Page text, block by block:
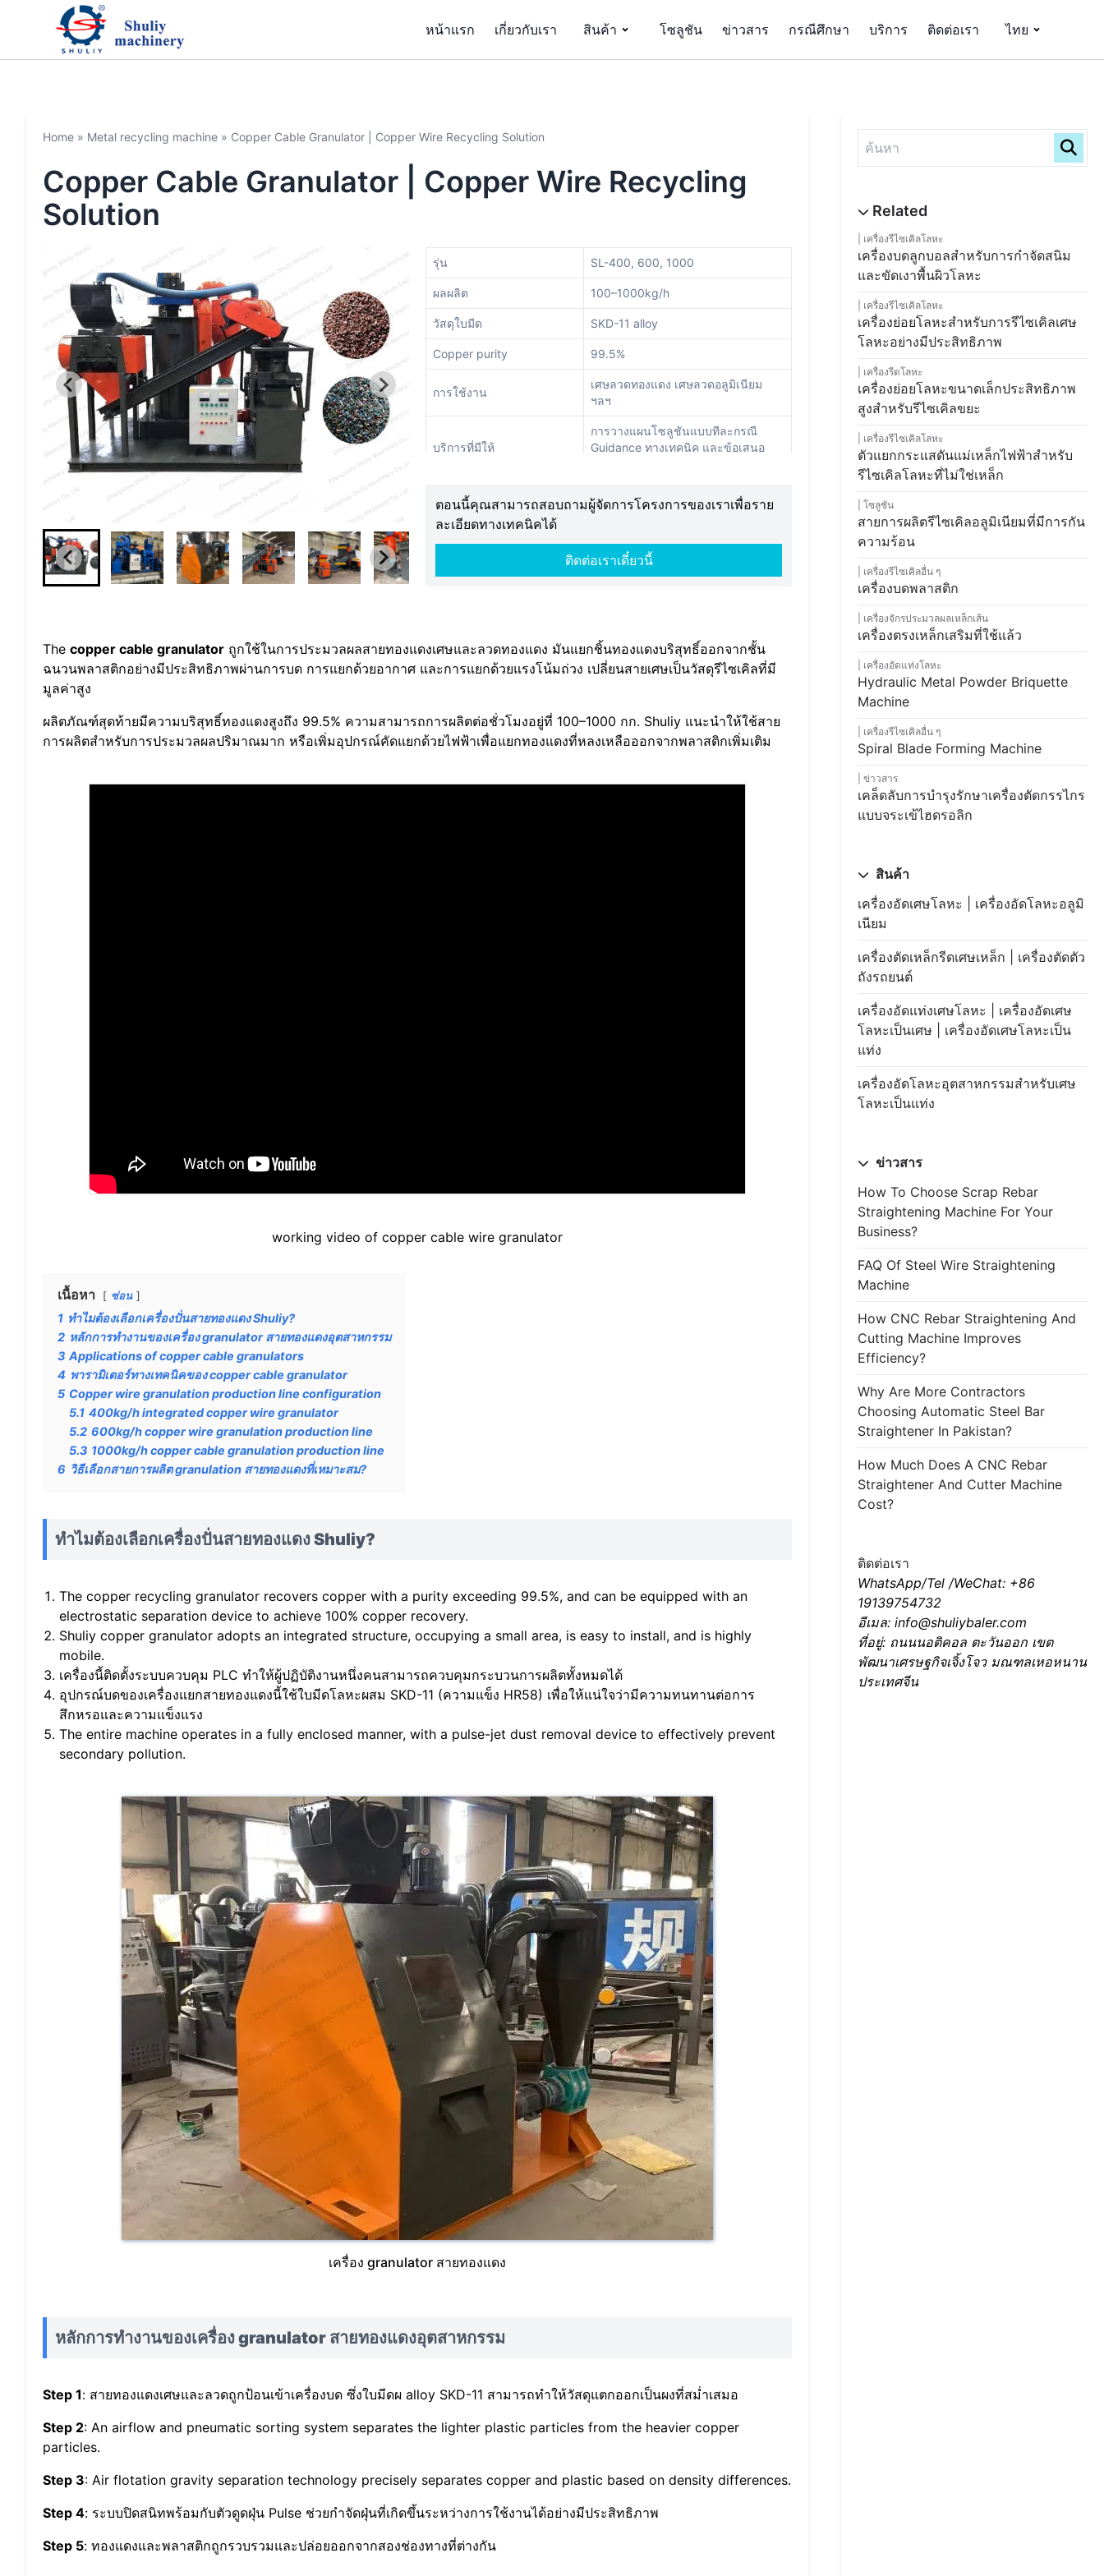
หน้าแรก เกี่ยวกับเรา สินค้า โซลูชัน ข่าวสาร กรณีศึกษา บริการ ติดต่อเรา ไทย
Home » Metal recycling machine » Copper Cable Granulator | Copper Wire Recycling Solution
Copper Cable Granulator | Copper Wire Recycling
Solution
รุ่น SL-400, 600, 1000
ผลผลิต 100–1000kg/h
วัสดุใบมีด SKD-11 alloy
Copper purity 99.5%
การใช้งาน
เศษลวดทองแดง เศษลวดอลูมิเนียม
ฯลฯ
บริการที่มีให้
การวางแผนโซลูชันแบบทีละกรณี
Guidance ทางเทคนิค และข้อเสนอ
ตอนนี้คุณสามารถสอบถามผู้จัดการโครงการของเราเพื่อราย
ละเอียดทางเทคนิคได้
ติดต่อเราเดี๋ยวนี้
The copper cable granulator ถูกใช้ในการประมวลผลสายทองแดงเศษและลวดทองแดง มันแยกชิ้นทองแดงบริสุทธิ์ออกจากชั้น
ฉนวนพลาสติกอย่างมีประสิทธิภาพผ่านการบด การแยกด้วยอากาศ และการแยกด้วยแรงโน้มถ่วง เปลี่ยนสายเศษเป็นวัสดุรีไซเคิลที่มี
มูลค่าสูง
ผลิตภัณฑ์สุดท้ายมีความบริสุทธิ์ทองแดงสูงถึง 99.5% ความสามารถการผลิตต่อชั่วโมงอยู่ที่ 100–1000 กก. Shuliy แนะนำให้ใช้สาย
การผลิตสำหรับการประมวลผลปริมาณมาก หรือเพิ่มอุปกรณ์คัดแยกด้วยไฟฟ้าเพื่อแยกทองแดงที่หลงเหลือออกจากพลาสติกเพิ่มเติม
working video of copper cable wire granulator
เนื้อหา ซ่อน
1 ทำไมต้องเลือกเครื่องปั่นสายทองแดง Shuliy?
2 หลักการทำงานของเครื่อง granulator สายทองแดงอุตสาหกรรม
3 Applications of copper cable granulators
4 พารามิเตอร์ทางเทคนิคของ copper cable granulator
5 Copper wire granulation production line configuration
5.1 400kg/h integrated copper wire granulator
5.2 600kg/h copper wire granulation production line
5.3 1000kg/h copper cable granulation production line
6 วิธีเลือกสายการผลิต granulation สายทองแดงที่เหมาะสม?
ทำไมต้องเลือกเครื่องปั่นสายทองแดง Shuliy?
The copper recycling granulator recovers copper with a purity exceeding 99.5%, and can be equipped with an
electrostatic separation device to achieve 100% copper recovery.
Shuliy copper granulator adopts an integrated structure, occupying a small area, is easy to install, and is highly
mobile.
เครื่องนี้ติดตั้งระบบควบคุม PLC ทำให้ผู้ปฏิบัติงานหนึ่งคนสามารถควบคุมกระบวนการผลิตทั้งหมดได้
อุปกรณ์บดของเครื่องแยกสายทองแดงนี้ใช้ใบมีดโลหะผสม SKD-11 (ความแข็ง HR58) เพื่อให้แน่ใจว่ามีความทนทานต่อการ
สึกหรอและความแข็งแรง
The entire machine operates in a fully enclosed manner, with a pulse-jet dust removal device to effectively prevent
secondary pollution.
เครื่อง granulator สายทองแดง
หลักการทำงานของเครื่อง granulator สายทองแดงอุตสาหกรรม
Step 1: สายทองแดงเศษและลวดถูกป้อนเข้าเครื่องบด ซึ่งใบมีดผ alloy SKD-11 สามารถทำให้วัสดุแตกออกเป็นผงที่สม่ำเสมอ
Step 2: An airflow and pneumatic sorting system separates the lighter plastic particles from the heavier copper
particles.
Step 3: Air flotation gravity separation technology precisely separates copper and plastic based on density differences.
Step 4: ระบบปิดสนิทพร้อมกับตัวดูดฝุ่น Pulse ช่วยกำจัดฝุ่นที่เกิดขึ้นระหว่างการใช้งานได้อย่างมีประสิทธิภาพ
Step 5: ทองแดงและพลาสติกถูกรวบรวมและปล่อยออกจากสองช่องทางที่ต่างกัน
เครื่องรีไซเคิลโลหะ
เครื่องบดลูกบอลสำหรับการกำจัดสนิม
และขัดเงาพื้นผิวโลหะ
เครื่องรีไซเคิลโลหะ
เครื่องย่อยโลหะสำหรับการรีไซเคิลเศษ
โลหะอย่างมีประสิทธิภาพ
เครื่องรีดโลหะ
เครื่องย่อยโลหะขนาดเล็กประสิทธิภาพ
สูงสำหรับรีไซเคิลขยะ
เครื่องรีไซเคิลโลหะ
ตัวแยกกระแสดันแม่เหล็กไฟฟ้าสำหรับ
รีไซเคิลโลหะที่ไม่ใช่เหล็ก
โซลูชัน
สายการผลิตรีไซเคิลอลูมิเนียมที่มีการกัน
ความร้อน
เครื่องรีไซเคิลอื่น ๆ
เครื่องบดพลาสติก
เครื่องจักรประมวลผลเหล็กเส้น
เครื่องตรงเหล็กเสริมที่ใช้แล้ว
เครื่องอัดแท่งโลหะ
Hydraulic Metal Powder Briquette
Machine
เครื่องรีไซเคิลอื่น ๆ
Spiral Blade Forming Machine
ข่าวสาร
เคล็ดลับการบำรุงรักษาเครื่องตัดกรรไกร
แบบจระเข้ไฮดรอลิก
สินค้า
เครื่องอัดเศษโลหะ | เครื่องอัดโลหะอลูมิ
เนียม
เครื่องตัดเหล็กรีดเศษเหล็ก | เครื่องตัดตัว
ถังรถยนต์
เครื่องอัดแท่งเศษโลหะ | เครื่องอัดเศษ
โลหะเป็นเศษ | เครื่องอัดเศษโลหะเป็น
แท่ง
เครื่องอัดโลหะอุตสาหกรรมสำหรับเศษ
โลหะเป็นแท่ง
ข่าวสาร
How To Choose Scrap Rebar
Straightening Machine For Your
Business?
FAQ Of Steel Wire Straightening
Machine
How CNC Rebar Straightening And
Cutting Machine Improves
Efficiency?
Why Are More Contractors
Choosing Automatic Steel Bar
Straightener In Pakistan?
How Much Does A CNC Rebar
Straightener And Cutter Machine
Cost?
ติดต่อเรา
WhatsApp/Tel /WeChat: +86
19139754732
อีเมล: info@shuliybaler.com
ที่อยู่: ถนนนอติคอล ตะวันออก เขต
พัฒนาเศรษฐกิจเจิ้งโจว มณฑลเหอหนาน
ประเทศจีน